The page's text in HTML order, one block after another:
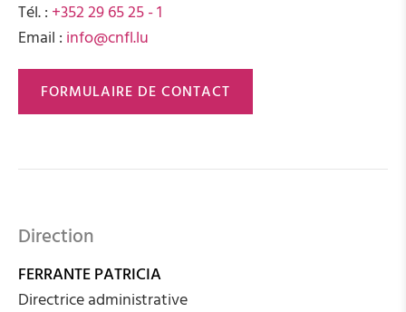
Tél. : +352 29 65 25 - 1
Email : info@cnfl.lu
FORMULAIRE DE CONTACT
Direction
FERRANTE PATRICIA
Directrice administrative